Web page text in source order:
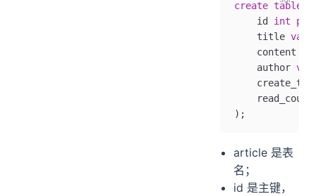
create table
    id
int
    title
    content
    author
);
article 是表
名；
id 是主键，